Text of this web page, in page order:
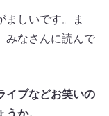
ましいです。ま
みなさんに読んで
ブなどお笑いの
か。